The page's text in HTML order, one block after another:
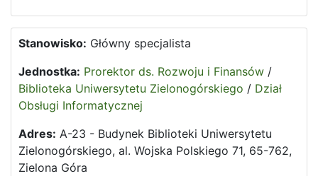
Stanowisko: Główny specjalista
Jednostka: Prorektor ds. Rozwoju i Finansów/
Biblioteka Uniwersytetu Zielonogórskiego / Dział
Obsługi Informatycznej
Adres: A-23 - Budynek Biblioteki Uniwersytetu
Zielonogórskiego, al. Wojska Polskiego 71, 65-762,
Zielona Góra